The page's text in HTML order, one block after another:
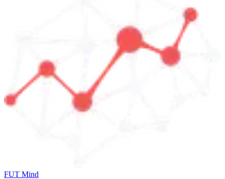
FUT Mind